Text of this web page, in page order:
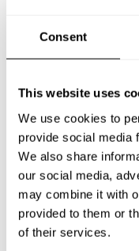
Consent
This website uses
We use cookies to
provide social media
We also share
our social media,
may combine it with
provided to them or
of their services.